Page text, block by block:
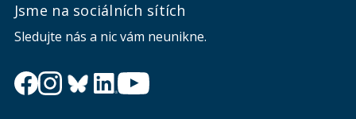
Jsme na sociálních sítích
Sledujte nás a nic vám neunikne.